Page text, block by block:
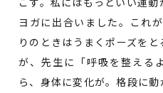
ヨガに出合いました。これ
りのときはうまくポーズを
が、先生に「呼吸を整える
ら、身体に変化が。格段に